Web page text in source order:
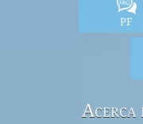
PF
Acerca